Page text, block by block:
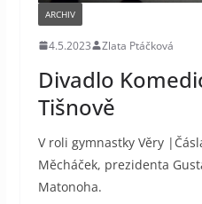
ARCHIV
4.5.2023 Zlata Ptáčková
Divadlo
Tišnově
V roli gymnastky Věry
Měcháček, prezidenta
Matonoha.